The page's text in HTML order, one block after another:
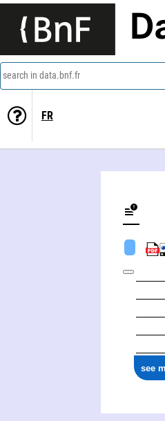
search in data.bnf.fr
FR
see